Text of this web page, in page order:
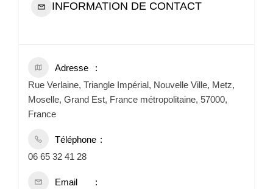
INFORMATION DE CONTACT
Adresse
Rue Verlaine, Triangle Impérial, Nouvelle Ville, Metz,
Moselle, Grand Est, France métropolitaine, 57000,
France
Téléphone
06 65 32 41 28
Email